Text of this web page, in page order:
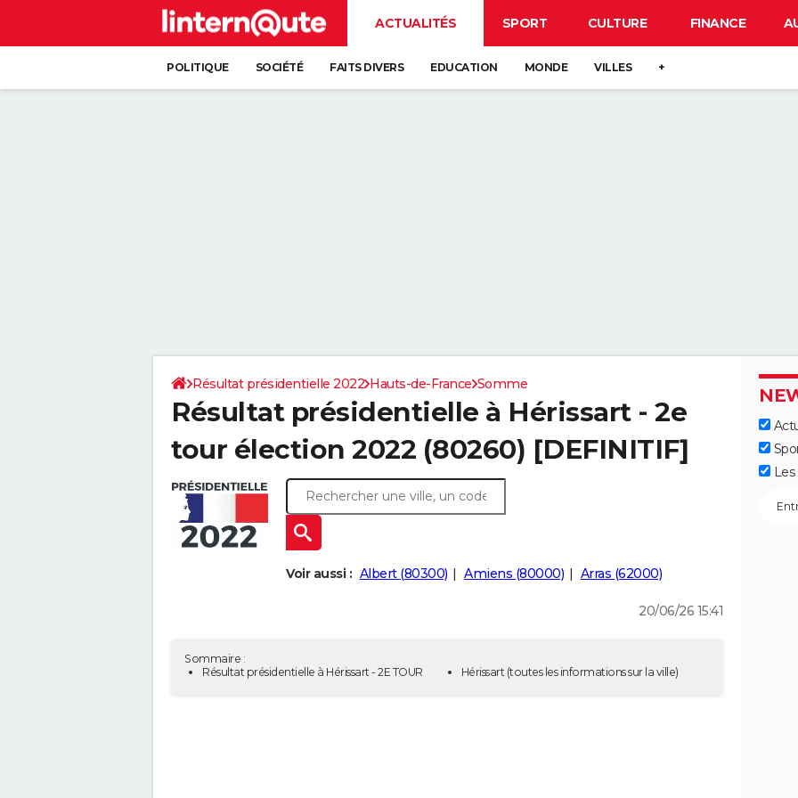
ACTUALITÉS SPORT CULTURE FINANCE
POLITIQUE SOCIÉTÉ FAITS DIVERS EDUCATION MONDE VILLES +
Résultat présidentielle 2022 Hauts-de-France Somme
Résultat présidentielle à Hérissart - 2e
tour élection 2022 (80260) [DEFINITIF]
Voir aussi : Albert (80300) Amiens (80000) Arras (62000)
20/06/26 15:41
Sommaire :
Résultat présidentielle à Hérissart - 2E TOUR
Hérissart(toutes les informations sur la ville)